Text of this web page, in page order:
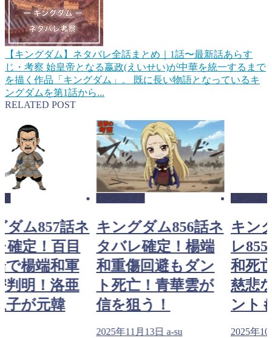
【キングダム】ネタバレ全話まとめ｜1話〜最新話あらす
じ・考察 始皇帝となる嬴政(えいせい)が中華を統一するまで
を描く作品「キングダム」。 既に長い物語となっているキ
ングダムを第1話から...
RELATED POST
ダム857話ネ
確定！百目
で楊端和軍
判明！洛亜
子が元韓
キングダム
キングダム856話ネ
タバレ確定！楊端
和重傷回避もダン
ト死亡！青華雲が
信を狙う！
2025年11月13日 a-su
キングダ
キン
レ
和死
慈悲
ント
2025年